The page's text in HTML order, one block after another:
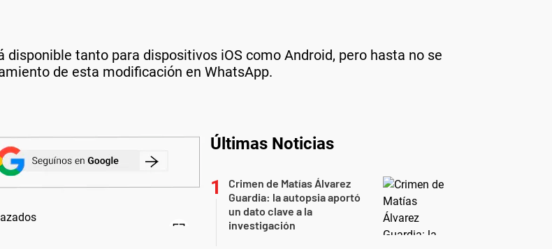
tanto para dispositivos iOS como Android, pero hasta no se
de esta modificación en WhatsApp.
Últimas Noticias
Crimen de Matías Álvarez
Guardia: la autopsia aportó
un dato clave a la
investigación